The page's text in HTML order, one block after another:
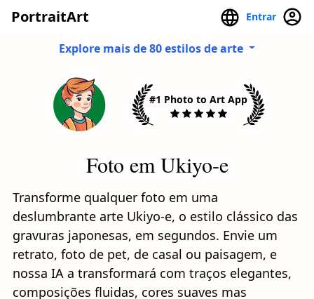
PortraitArt Entrar
Explore mais de 80 estilos de arte
#1 Photo to Art App
Foto em Ukiyo-e
Transforme qualquer foto em uma
deslumbrante arte Ukiyo-e, o estilo clássico das
gravuras japonesas, em segundos. Envie um
retrato, foto de pet, de casal ou paisagem, e
nossa IA a transformará com traços elegantes,
composições fluidas, cores suaves mas